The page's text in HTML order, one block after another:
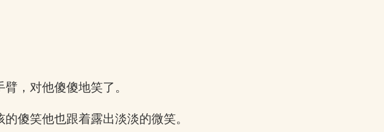
，对他傻傻地笑了。
傻笑他也跟着露出淡淡的微笑。